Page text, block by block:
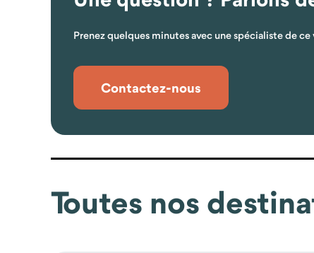
Prenez quelques minutes avec une spécialiste de
Contactez-nous
Toutes nos